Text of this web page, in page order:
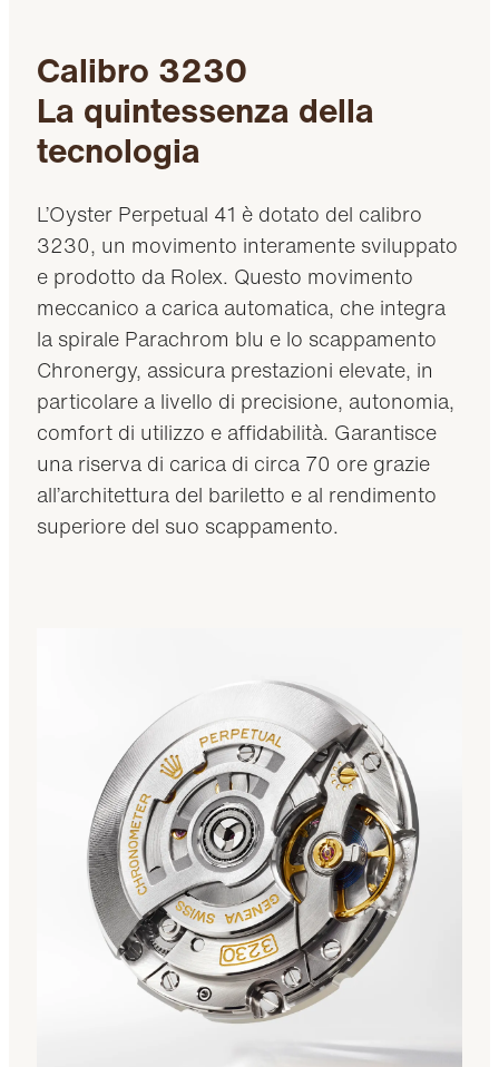
Calibro 3230
La quintessenza della
tecnologia
L’Oyster Perpetual 41 è dotato del calibro
3230, un movimento interamente sviluppato
e prodotto da Rolex. Questo movimento
meccanico a carica automatica, che integra
la spirale Parachrom blu e lo scappamento
Chronergy, assicura prestazioni elevate, in
particolare a livello di precisione, autonomia,
comfort di utilizzo e affidabilità. Garantisce
una riserva di carica di circa 70 ore grazie
all’architettura del bariletto e al rendimento
superiore del suo scappamento.